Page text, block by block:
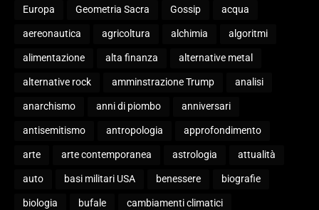
Europa Geometria Sacra Gossip acqua
aereonautica agricoltura alchimia algoritmi
alimentazione alta finanza alternative metal
alternative rock amminstrazione Trump analisi
anarchismo anni di piombo anniversari
antisemitismo antropologia approfondimento
arte arte contemporanea astrologia attualità
auto basi militari USA benessere biografie
biologia bufale cambiamenti climatici